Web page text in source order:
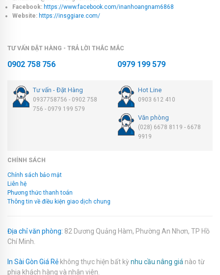
Facebook: https://www.facebook.com/inanhoangnam6868
Website: https://insggiare.com/
TƯ VẤN ĐẶT HÀNG - TRẢ LỜI THẮC MẮC
0902 758 756 0979 199 579
Tư vấn - Đặt Hàng
0937758756 - 0902 758
756 - 0979 199 579
Hot Line
0903 612 410
Văn phòng
(028) 6678 8119 - 6678
9919
CHÍNH SÁCH
Chính sách bảo mật
Liên hệ
Phương thức thanh toán
Thông tin về điều kiện giao dịch chung
Địa chỉ văn phòng: 82 Dương Quảng Hàm, Phường An Nhơn, TP Hồ
Chí Minh.
In Sài Gòn Giá Rẻ không thực hiện bất kỳ nhu cầu nâng giá nào từ
phia khách hàng và nhân viên.